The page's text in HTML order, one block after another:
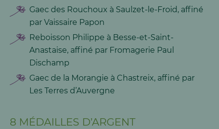
Gaec des Rouchoux à Saulzet-le-Froid, affiné
par Vaissaire Papon
Reboisson Philippe à Besse-et-Saint-
Anastaise, affiné par Fromagerie Paul
Dischamp
Gaec de la Morangie à Chastreix, affiné par
Les Terres d’Auvergne
8 MÉDAILLES D’ARGENT